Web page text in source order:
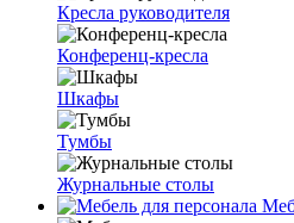
Кресла руководителя
Конференц-кресла
Шкафы
Тумбы
Журнальные столы